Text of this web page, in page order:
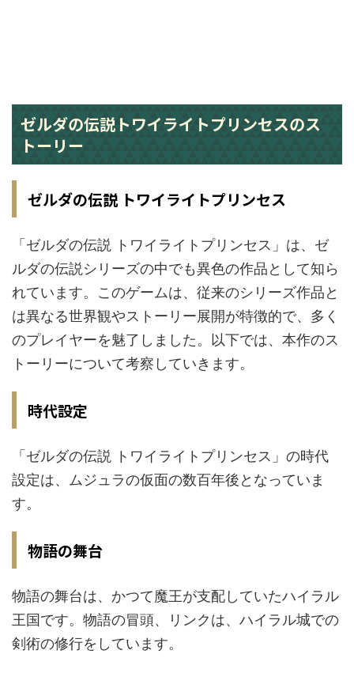
ゼルダの伝説トワイライトプリンセスのス
トーリー
ゼルダの伝説 トワイライトプリンセス
「ゼルダの伝説 トワイライトプリンセス」は、ゼ
ルダの伝説シリーズの中でも異色の作品として知ら
れています。このゲームは、従来のシリーズ作品と
は異なる世界観やストーリー展開が特徴的で、多く
のプレイヤーを魅了しました。以下では、本作のス
トーリーについて考察していきます。
時代設定
「ゼルダの伝説 トワイライトプリンセス」の時代
設定は、ムジュラの仮面の数百年後となっていま
す。
物語の舞台
物語の舞台は、かつて魔王が支配していたハイラル
王国です。物語の冒頭、リンクは、ハイラル城での
剣術の修行をしています。